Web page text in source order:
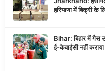
हरियाणा में बिक्री के
Bihar: बिहार में गैस
ई-केवाईसी नहीं